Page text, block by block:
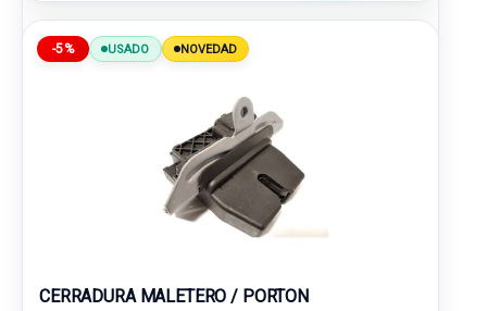
-5% USADO NOVEDAD
CERRADURA MALETERO / PORTON